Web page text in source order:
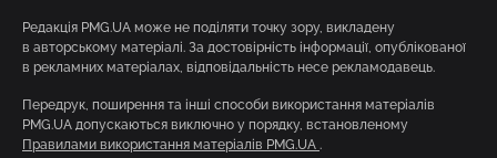
Редакція PMG.UA може не поділяти точку зору, викладену
в авторському матеріалі. За достовірність інформації, опублікованої
в рекламних матеріалах, відповідальність несе рекламодавець.
Передрук, поширення та інші способи використання матеріалів
PMG.UA допускаються виключно у порядку, встановленому
Правилами використання матеріалів PMG.UA .